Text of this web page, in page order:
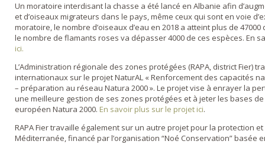
Un moratoire interdisant la chasse a été lancé en Albanie afin
et d’oiseaux migrateurs dans le pays, même ceux qui sont en voie
moratoire, le nombre d’oiseaux d’eau en 2018 a atteint plus de
le nombre de flamants roses va dépasser 4000 de ces espèces. En
ici.
L’Administration régionale des zones protégées (RAPA, district Fier)
internationaux sur le projet NaturAL « Renforcement des capacités
– préparation au réseau Natura 2000 ». Le projet vise à enrayer la
une meilleure gestion de ses zones protégées et à jeter les bases
européen Natura 2000. En savoir plus sur le projet ici.
RAPA Fier travaille également sur un autre projet pour la protection
Méditerranée, financé par l’organisation “Noé Conservation” basée